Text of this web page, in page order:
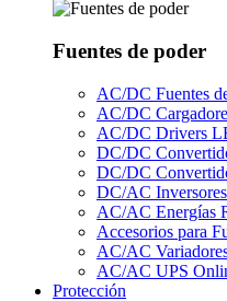
Fuentes de poder
AC/DC Fuentes
AC/DC
AC/DC Drivers
DC/DC
DC/DC
DC/AC
AC/AC Energías
Accesorios para
AC/AC
AC/AC UPS
Protección